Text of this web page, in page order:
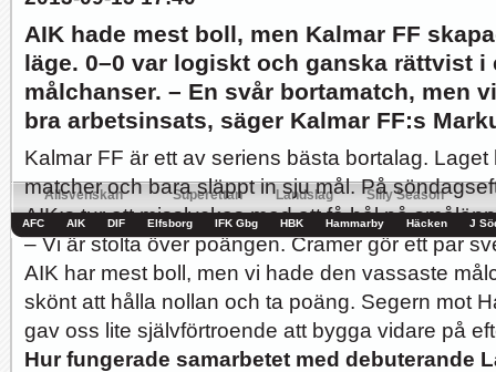
Hur länge orkar Swärdh? Under en längre tid har kritiken mot Kalmar FFs...
Image:
Bäst i stan efter sex... Inte för att det kanske har så stor betydelse i...
Allsvenskan
AFC AIK DIF Elfsborg IFK Gbg HBK Hammarby Häcken J
Superettan Landslag Silly Season
AIK hade mest boll, men Kalmar FF
läge. 0–0 var logiskt och ganska rättvist i
målchanser. – En svår bortamatch, men
bra arbetsinsats, säger Kalmar FF:s
Kalmar FF är ett av seriens bästa bortalag.
matcher och bara släppt in sju mål. På
AIK:s tur att misslyckas med att få hål på
– Vi är stolta över poängen. Cramer gör ett par
AIK har mest boll, men vi hade den vassaste
skönt att hålla nollan och ta poäng. Segern mot
gav oss lite självförtroende att bygga vidare på
Hur fungerade samarbetet med debuterande